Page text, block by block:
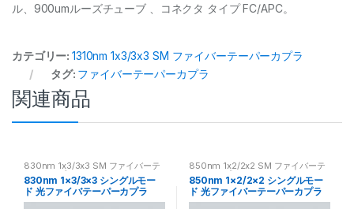
ル、900umルーズチューブ 、コネクタ タイプ FC/APC。
カテゴリー:1310nm 1x3/3x3 SM ファイバーテーパーカプラ
タグ: ファイバーテーパーカプラ
関連商品
830nm 1x3/3x3 SM ファイバーテ
ーパーカプラ
830nm 1×3/3×3 シングルモー
ド 光ファイバテーパーカプラ
SM ファイバカプラ
850nm 1x2/2x2 SM ファイバーテ
ーパーカプラ
850nm 1×2/2×2 シングルモー
ド 光ファイバーテーパーカプラ
ー SM ファイバーカプラー